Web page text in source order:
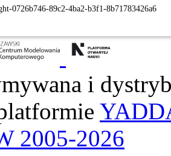
0726b746-89c2-4ba2-b3f1-8b71783426a6
i
2005-2026